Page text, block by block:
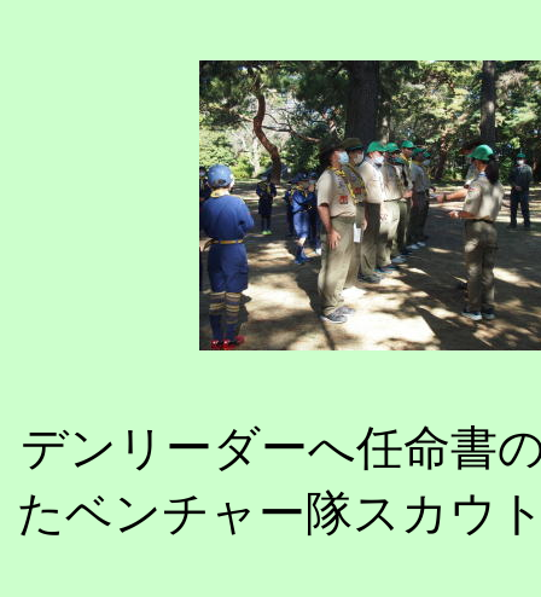
デンリーダーへ任命書
たベンチャー隊スカウ